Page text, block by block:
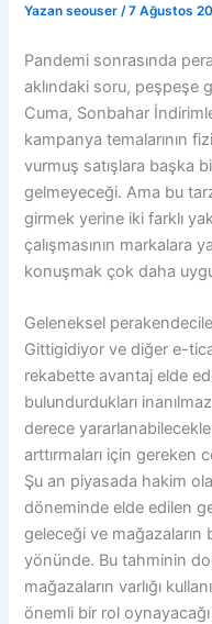
Yazan seouser/7 Ağustos
Pandemi sonrasında
aklındaki soru, peşpeşe
Cuma, Sonbahar
kampanya temalarının
vurmuş satışlara başka
gelmeyeceği. Ama bu
girmek yerine iki farklı
çalışmasının markalara
konuşmak çok daha
Geleneksel
Gittigidiyor ve diğer e-
rekabette avantaj elde
bulundurdukları
derece
arttırmaları için gereken
Şu an piyasada hakim
döneminde elde edilen
geleceği ve mağazaların
yönünde. Bu tahminin
mağazaların varlığı
önemli bir rol